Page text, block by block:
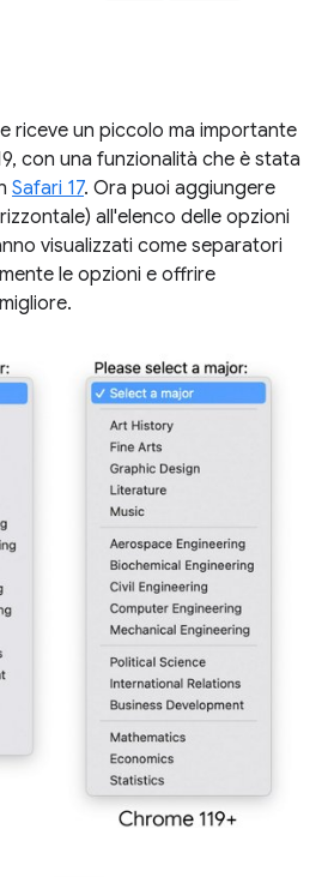
riceve un piccolo ma importante
con una funzionalità che è stata
Safari 17. Ora puoi aggiungere
all'elenco delle opzioni
visualizzati come separatori
le opzioni e offrire